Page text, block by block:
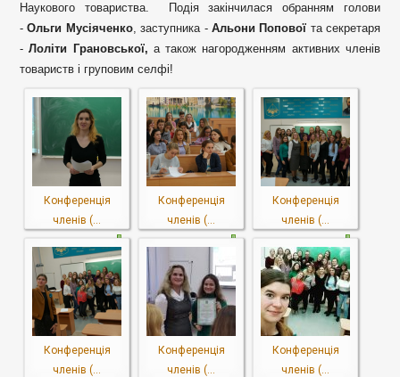
Наукового товариства. Подія закінчилася обранням голови
-Ольги Мусіяченко, заступника - Альони Попової та секретаря
-Лоліти Грановської, а також нагородженням активних членів
товариств і груповим селфі!
Конференція
членів (...
Конференція
членів (...
Конференція
членів (...
Конференція
членів (...
Конференція
членів (...
Конференція
членів (...